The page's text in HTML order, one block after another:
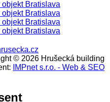
© 2026 Hrušecká building
IMPnet s.r.o. - Web & SEO